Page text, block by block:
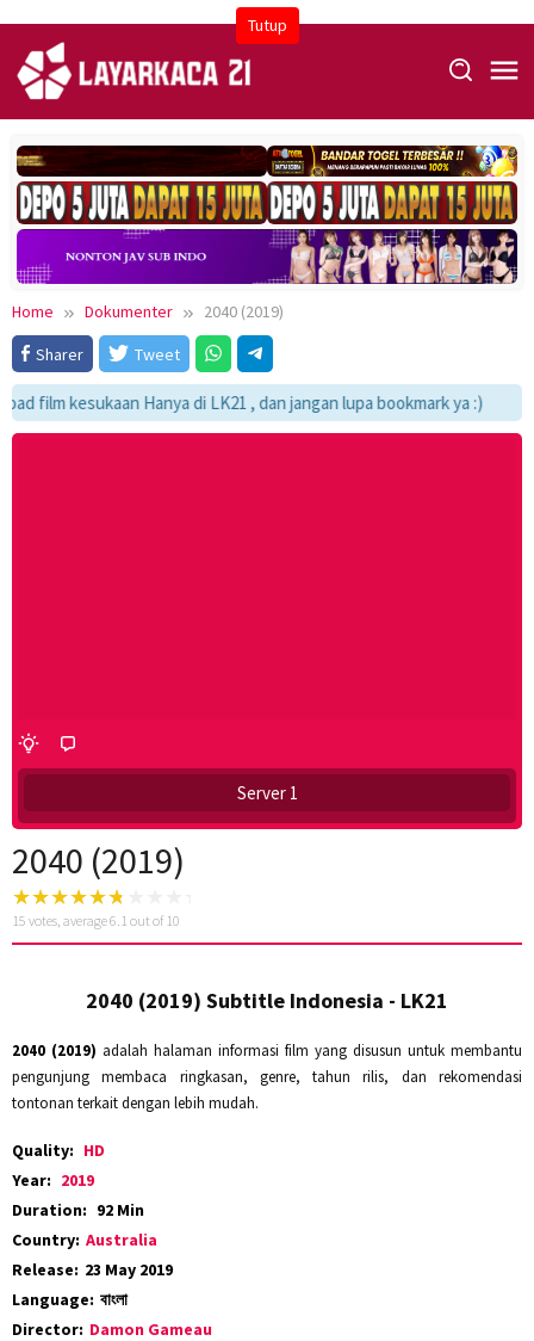
Tutup
content
Home Dokumenter
2040 (2019)
Sharer
Tweet
film kesukaan Hanya di LK21 , dan jangan lupa bookmark ya :)
Server 1
2040 (2019)
15 votes, average6.1 out of 10
2040 (2019) Subtitle Indonesia - LK21
2040 (2019) adalah halaman informasi film yang disusun untuk membantu
pengunjung membaca ringkasan, genre, tahun rilis, dan rekomendasi
tontonan terkait dengan lebih mudah.
Quality: HD
Year: 2019
Duration: 92 Min
Country: Australia
Release: 23 May 2019
Language: বাংলা
Director: Damon Gameau